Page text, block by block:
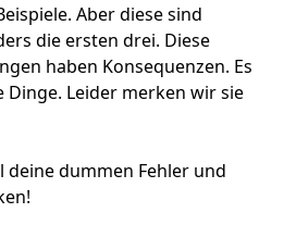
Aber diese sind
die ersten drei. Diese
haben Konsequenzen. Es
Leider merken wir sie
deine dummen Fehler und